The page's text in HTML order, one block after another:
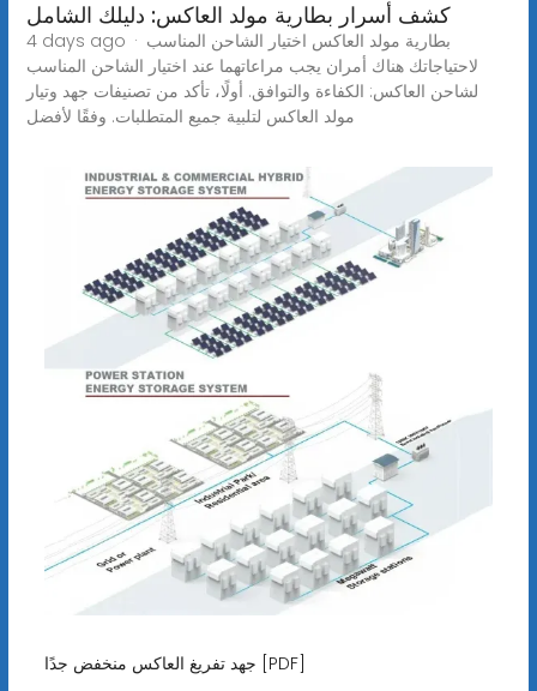
كشف أسرار بطارية مولد العاكس: دليلك الشامل
4 days ago · بطارية مولد العاكس اختيار الشاحن المناسب
لاحتياجاتك هناك أمران يجب مراعاتهما عند اختيار الشاحن المناسب
لشاحن العاكس: الكفاءة والتوافق. أولًا، تأكد من تصنيفات جهد وتيار
مولد العاكس لتلبية جميع المتطلبات. وفقًا لأفضل
جهد تفريغ العاكس منخفض جدًا [PDF]